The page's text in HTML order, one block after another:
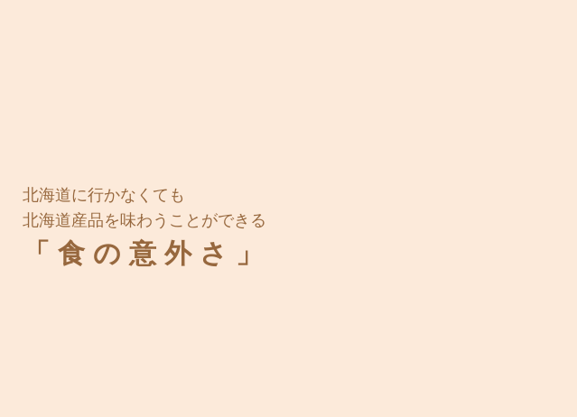
北海道に行かなくても
北海道産品を味わうことができる
「食の意外さ」